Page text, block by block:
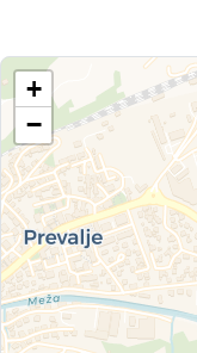
+
−